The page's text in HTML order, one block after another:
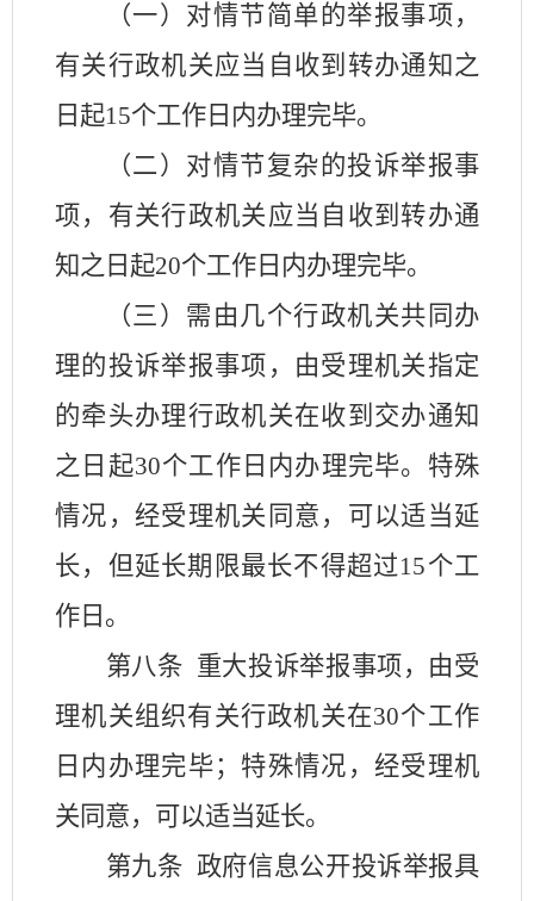
（一）对情节简单的举报事项，
有关行政机关应当自收到转办通知之
日起15个工作日内办理完毕。
（二）对情节复杂的投诉举报事
项，有关行政机关应当自收到转办通
知之日起20个工作日内办理完毕。
（三）需由几个行政机关共同办
理的投诉举报事项，由受理机关指定
的牵头办理行政机关在收到交办通知
之日起30个工作日内办理完毕。特殊
情况，经受理机关同意，可以适当延
长，但延长期限最长不得超过15个工
作日。
第八条 重大投诉举报事项，由受
理机关组织有关行政机关在30个工作
日内办理完毕；特殊情况，经受理机
关同意，可以适当延长。
第九条 政府信息公开投诉举报具